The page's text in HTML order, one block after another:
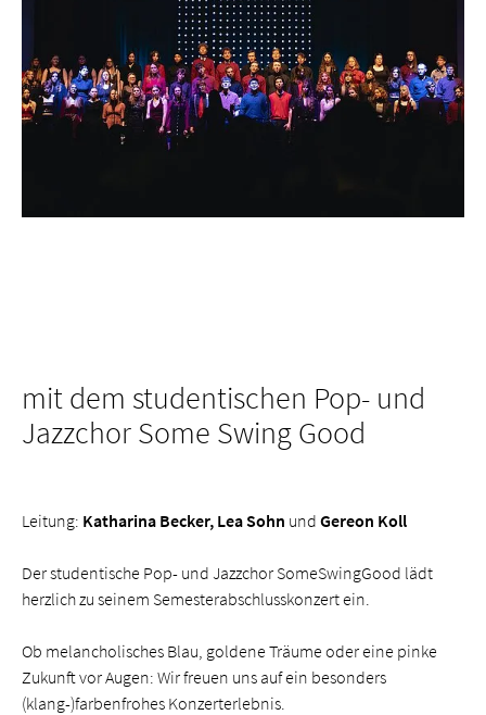
mit dem studentischen Pop- und
Jazzchor Some Swing Good
Leitung: Katharina Becker, Lea Sohn und Gereon Koll
Der studentische Pop- und Jazzchor SomeSwingGood lädt
herzlich zu seinem Semesterabschlusskonzert ein.
Ob melancholisches Blau, goldene Träume oder eine pinke
Zukunft vor Augen: Wir freuen uns auf ein besonders
(klang-)farbenfrohes Konzerterlebnis.